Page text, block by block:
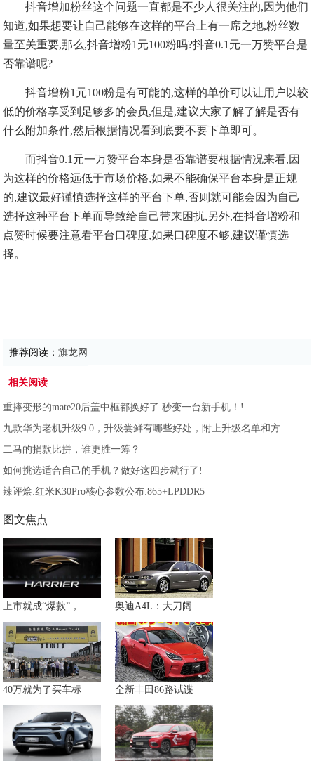
抖音增加粉丝这个问题一直都是不少人很关注的,因为他们
知道,如果想要让自己能够在这样的平台上有一席之地,粉丝数
量至关重要,那么,抖音增粉1元100粉吗?抖音0.1元一万赞平台是
否靠谱呢?
抖音增粉1元100粉是有可能的,这样的单价可以让用户以较
低的价格享受到足够多的会员,但是,建议大家了解了解是否有
什么附加条件,然后根据情况看到底要不要下单即可。
而抖音0.1元一万赞平台本身是否靠谱要根据情况来看,因
为这样的价格远低于市场价格,如果不能确保平台本身是正规
的,建议最好谨慎选择这样的平台下单,否则就可能会因为自己
选择这种平台下单而导致给自己带来困扰,另外,在抖音增粉和
点赞时候要注意看平台口碑度,如果口碑度不够,建议谨慎选
择。
推荐阅读：旗龙网
相关阅读
重摔变形的mate20后盖中框都换好了 秒变一台新手机！!
九款华为老机升级9.0，升级尝鲜有哪些好处，附上升级名单和方
二马的捐款比拼，谁更胜一筹？
如何挑选适合自己的手机？做好这四步就行了!
辣评烩:红米K30Pro核心参数公布:865+LPDDR5
图文焦点
上市就成“爆款”， 奥迪A4L：大刀阔
40万就为了买车标 全新丰田86路试谍